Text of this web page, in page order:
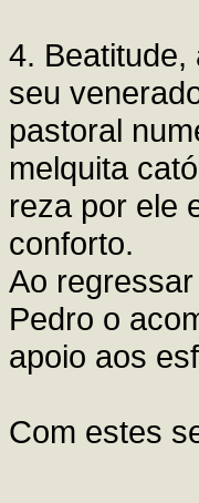
4. Beatitude,
seu
pastoral
melquita
reza por ele
conforto.
Ao
Pedro o
apoio aos
Com estes